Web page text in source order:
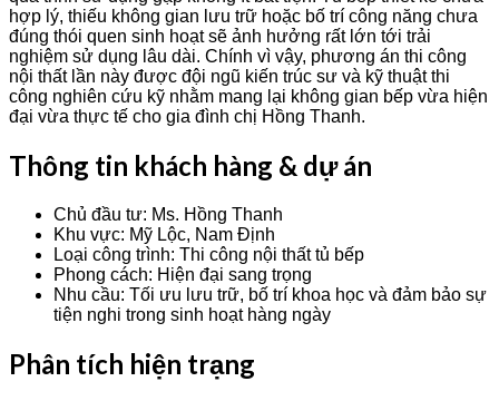
hợp lý, thiếu không gian lưu trữ hoặc bố trí công năng chưa
đúng thói quen sinh hoạt sẽ ảnh hưởng rất lớn tới trải
nghiệm sử dụng lâu dài. Chính vì vậy, phương án thi công
nội thất lần này được đội ngũ kiến trúc sư và kỹ thuật thi
công nghiên cứu kỹ nhằm mang lại không gian bếp vừa hiện
đại vừa thực tế cho gia đình chị Hồng Thanh.
Thông tin khách hàng & dự án
Chủ đầu tư: Ms. Hồng Thanh
Khu vực: Mỹ Lộc, Nam Định
Loại công trình: Thi công nội thất tủ bếp
Phong cách: Hiện đại sang trọng
Nhu cầu: Tối ưu lưu trữ, bố trí khoa học và đảm bảo sự
tiện nghi trong sinh hoạt hàng ngày
Phân tích hiện trạng